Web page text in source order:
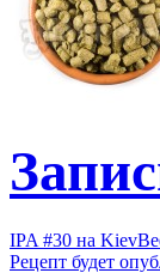
IPA #30 на
Рецепт будет